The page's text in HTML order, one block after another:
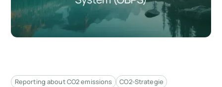
Reporting about CO2 emissions CO2-Strategie